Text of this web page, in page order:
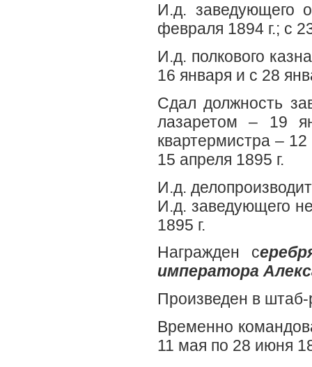
И.д. заведующего
февраля 1894 г.; c
И.д. полкового
16 января и с 28
Сдал должность
лазаретом – 19
квартермистра –
15 апреля 1895 г.
И.д.
И.д. заведующего
1895 г.
Награжден с
императора
Произведен в
Временно
11 мая по 28 июня